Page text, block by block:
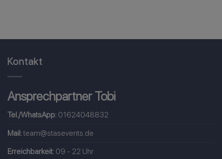
Kontakt
Ansprechpartner Tobi
Tel./WhatsApp: 01624048832
Mail:team@stasevents.de
Erreichbarkeit: 09 - 22 Uhr